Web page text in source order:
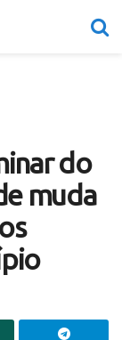
do
muda